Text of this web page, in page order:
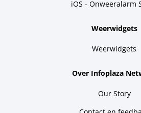
iOS - Onweeralarm
Weerwidgets
Weerwidgets
Over Infoplaza
Our Story